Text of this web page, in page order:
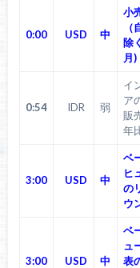
0:00 USD 中
小
除
月)
0:54 IDR 弱
イ
ア
販
年
3:00 USD 中
ベ
ヒ
の
ウ
3:00 USD 中
ベ
ュ
表